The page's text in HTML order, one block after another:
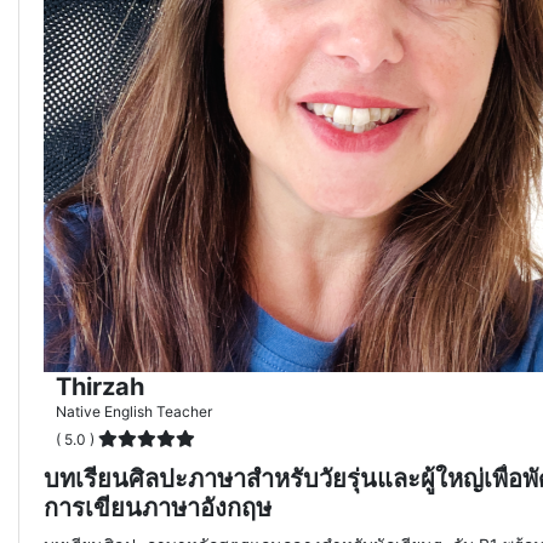
Thirzah
Native English Teacher
( 5.0 )
บทเรียนศิลปะภาษาสำหรับวัยรุ่นและผู้ใหญ่เพื่อ
การเขียนภาษาอังกฤษ